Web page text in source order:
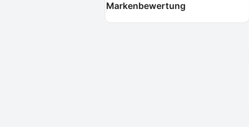
Markenbewertung